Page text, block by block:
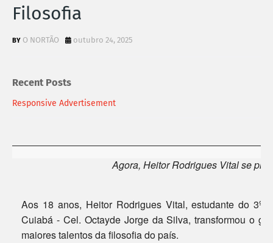
Filosofia
O NORTÃO outubro 24, 2025
Recent Posts
Responsive Advertisement
Agora, Heitor Rodrigues Vital se
Aos 18 anos, Heitor Rodrigues Vital, estudante do 3º
Cuiabá - Cel. Octayde Jorge da Silva, transformou o
maiores talentos da filosofia do país.